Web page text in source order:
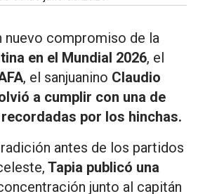
nuevo compromiso de la
en el Mundial 2026, el
, el sanjuanino Claudio
a cumplir con una de
por los hinchas.
antes de los partidos
Tapia publicó una
junto al capitán